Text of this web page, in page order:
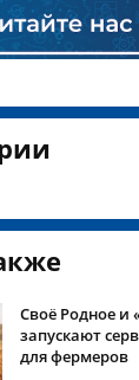
Своё Родное и
запускают
для фермеров